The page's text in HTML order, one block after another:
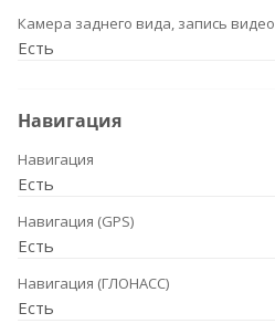
Камера заднего вида, запись видео
Есть
Навигация
Навигация
Есть
Навигация (GPS)
Есть
Навигация (ГЛОНАСС)
Есть